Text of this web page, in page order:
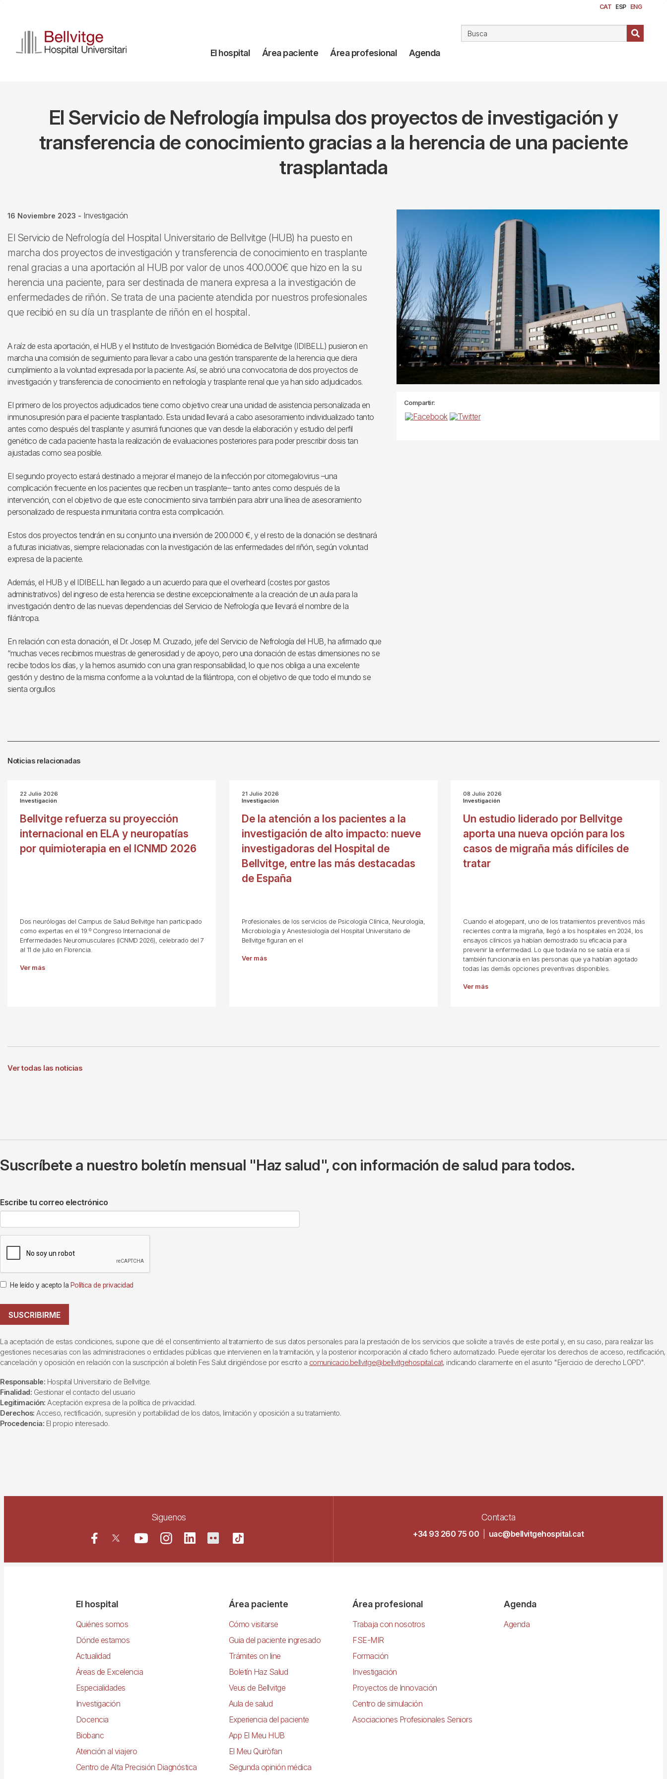
contenido
principal
CAT ESP ENG
Navegación
El hospital Área paciente Área profesional Agenda
El Servicio de Nefrología impulsa dos proyectos de investigación y
transferencia de conocimiento gracias a la herencia de una paciente
trasplantada
16 Noviembre 2023 - Investigación
El Servicio de Nefrología del Hospital Universitario de Bellvitge (HUB) ha puesto en
marcha dos proyectos de investigación y transferencia de conocimiento en trasplante
renal gracias a una aportación al HUB por valor de unos 400.000€ que hizo en la su
herencia una paciente, para ser destinada de manera expresa a la investigación de
enfermedades de riñón. Se trata de una paciente atendida por nuestros profesionales
que recibió en su día un trasplante de riñón en el hospital.
A raíz de esta aportación, el HUB y el Instituto de Investigación Biomédica de Bellvitge (IDIBELL) pusieron en
marcha una comisión de seguimiento para llevar a cabo una gestión transparente de la herencia que diera
cumplimiento a la voluntad expresada por la paciente. Así, se abrió una convocatoria de dos proyectos de
investigación y transferencia de conocimiento en nefrología y trasplante renal que ya han sido adjudicados.
El primero de los proyectos adjudicados tiene como objetivo crear una unidad de asistencia personalizada en
inmunosupresión para el paciente trasplantado. Esta unidad llevará a cabo asesoramiento individualizado tanto
antes como después del trasplante y asumirá funciones que van desde la elaboración y estudio del perfil
genético de cada paciente hasta la realización de evaluaciones posteriores para poder prescribir dosis tan
ajustadas como sea posible.
El segundo proyecto estará destinado a mejorar el manejo de la infección por citomegalovirus –una
complicación frecuente en los pacientes que reciben un trasplante– tanto antes como después de la
intervención, con el objetivo de que este conocimiento sirva también para abrir una línea de asesoramiento
personalizado de respuesta inmunitaria contra esta complicación.
Estos dos proyectos tendrán en su conjunto una inversión de 200.000 €, y el resto de la donación se destinará
a futuras iniciativas, siempre relacionadas con la investigación de las enfermedades del riñón, según voluntad
expresa de la paciente.
Además, el HUB y el IDIBELL han llegado a un acuerdo para que el overheard (costes por gastos
administrativos) del ingreso de esta herencia se destine excepcionalmente a la creación de un aula para la
investigación dentro de las nuevas dependencias del Servicio de Nefrología que llevará el nombre de la
filántropa.
En relación con esta donación, el Dr. Josep M. Cruzado, jefe del Servicio de Nefrología del HUB, ha afirmado que
“muchas veces recibimos muestras de generosidad y de apoyo, pero una donación de estas dimensiones no se
recibe todos los días, y la hemos asumido con una gran responsabilidad, lo que nos obliga a una excelente
gestión y destino de la misma conforme a la voluntad de la filántropa, con el objetivo de que todo el mundo se
sienta orgullos
Compartir:
Noticias relacionadas
22 Julio 2026
Investigación
Bellvitge refuerza su proyección
internacional en ELA y neuropatías
por quimioterapia en el ICNMD 2026
Dos neurólogas del Campus de Salud Bellvitge han participado
como expertas en el 19.º Congreso Internacional de
Enfermedades Neuromusculares (ICNMD 2026), celebrado del 7
al 11 de julio en Florencia.
Ver más
21 Julio 2026
Investigación
De la atención a los pacientes a la
investigación de alto impacto: nueve
investigadoras del Hospital de
Bellvitge, entre las más destacadas
de España
Profesionales de los servicios de Psicología Clínica, Neurología,
Microbiología y Anestesiología del Hospital Universitario de
Bellvitge figuran en el
Ver más
08 Julio 2026
Investigación
Un estudio liderado por Bellvitge
aporta una nueva opción para los
casos de migraña más difíciles de
tratar
Cuando el atogepant, uno de los tratamientos preventivos más
recientes contra la migraña, llegó a los hospitales en 2024, los
ensayos clínicos ya habían demostrado su eficacia para
prevenir la enfermedad. Lo que todavía no se sabía era si
también funcionaría en las personas que ya habían agotado
todas las demás opciones preventivas disponibles.
Ver más
Ver todas las noticias
Suscríbete a nuestro boletín mensual "Haz salud", con información de salud para todos.
Escribe tu correo electrónico
He leído y acepto la Política de privacidad
SUSCRIBIRME
La aceptación de estas condiciones, supone que dé el consentimiento al tratamiento de sus datos personales para la prestación de los servicios que solicite a través de este portal y, en su caso, para realizar las
gestiones necesarias con las administraciones o entidades públicas que intervienen en la tramitación, y la posterior incorporación al citado fichero automatizado. Puede ejercitar los derechos de acceso, rectificación,
cancelación y oposición en relación con la suscripción al boletín Fes Salut dirigiéndose por escrito a comunicacio.bellvitge@bellvitgehospital.cat, indicando claramente en el asunto "Ejercicio de derecho LOPD".
Responsable: Hospital Universitario de Bellvitge.
Finalidad: Gestionar el contacto del usuario
Legitimación: Aceptación expresa de la política de privacidad.
Derechos: Acceso, rectificación, supresión y portabilidad de los datos, limitación y oposición a su tratamiento.
Procedencia: El propio interesado.
Siguenos Contacta
+34 93 260 75 00 uac@bellvitgehospital.cat
NavegacióEl hospital
Quiénes somos
Dónde estamos
Actualidad
Áreas de Excelencia
Especialidades
Investigación
Docencia
Biobanc
Atención al viajero
Centro de Alta Precisión Diagnóstica
Área paciente
Cómo visitarse
Guia del paciente ingresado
Trámites on line
Boletín Haz Salud
Veus de Bellvitge
Aula de salud
Experiencia del paciente
App El Meu HUB
El Meu Quiròfan
Segunda opinión médica
Área profesional
Trabaja con nosotros
FSE-MIR
Formación
Investigación
Proyectos de Innovación
Centro de simulación
Asociaciones Profesionales Seniors
Agenda
Agenda